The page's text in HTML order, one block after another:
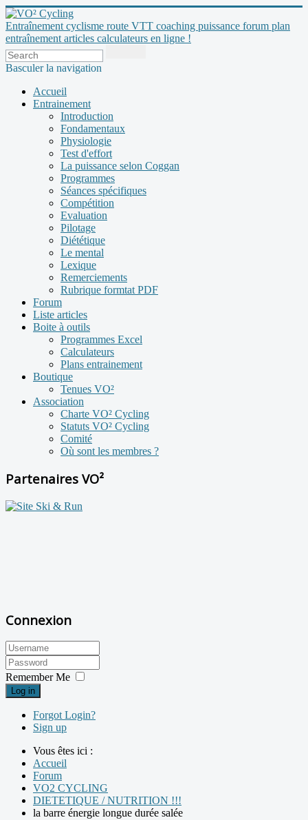
Entraînement cyclisme route VTT coaching puissance forum plan
entraînement articles calculateurs en ligne !
Basculer la navigation
Accueil
Entrainement
Introduction
Fondamentaux
Physiologie
Test d'effort
La puissance selon Coggan
Programmes
Séances spécifiques
Compétition
Evaluation
Pilotage
Diététique
Le mental
Lexique
Remerciements
Rubrique formtat PDF
Forum
Liste articles
Boite à outils
Programmes Excel
Calculateurs
Plans entrainement
Boutique
Tenues VO²
Association
Charte VO² Cycling
Statuts VO² Cycling
Comité
Où sont les membres ?
Partenaires VO²
Connexion
Remember Me
Log in
Forgot Login?
Sign up
Vous êtes ici :
Accueil
Forum
VO2 CYCLING
DIETETIQUE / NUTRITION !!!
la barre énergie longue durée salée